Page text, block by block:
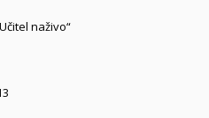
naživo“